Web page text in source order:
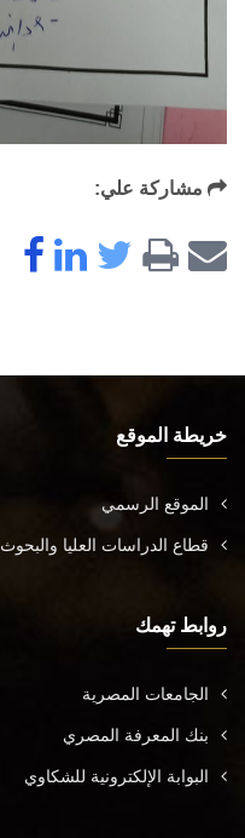
مشاركة علي:
خريطة الموقع
الموقع الرسمي
قطاع الدراسات العليا والبحوث
روابط تهمك
الجامعات المصرية
بنك المعرفة المصري
البوابة الإلكترونية للشكاوي